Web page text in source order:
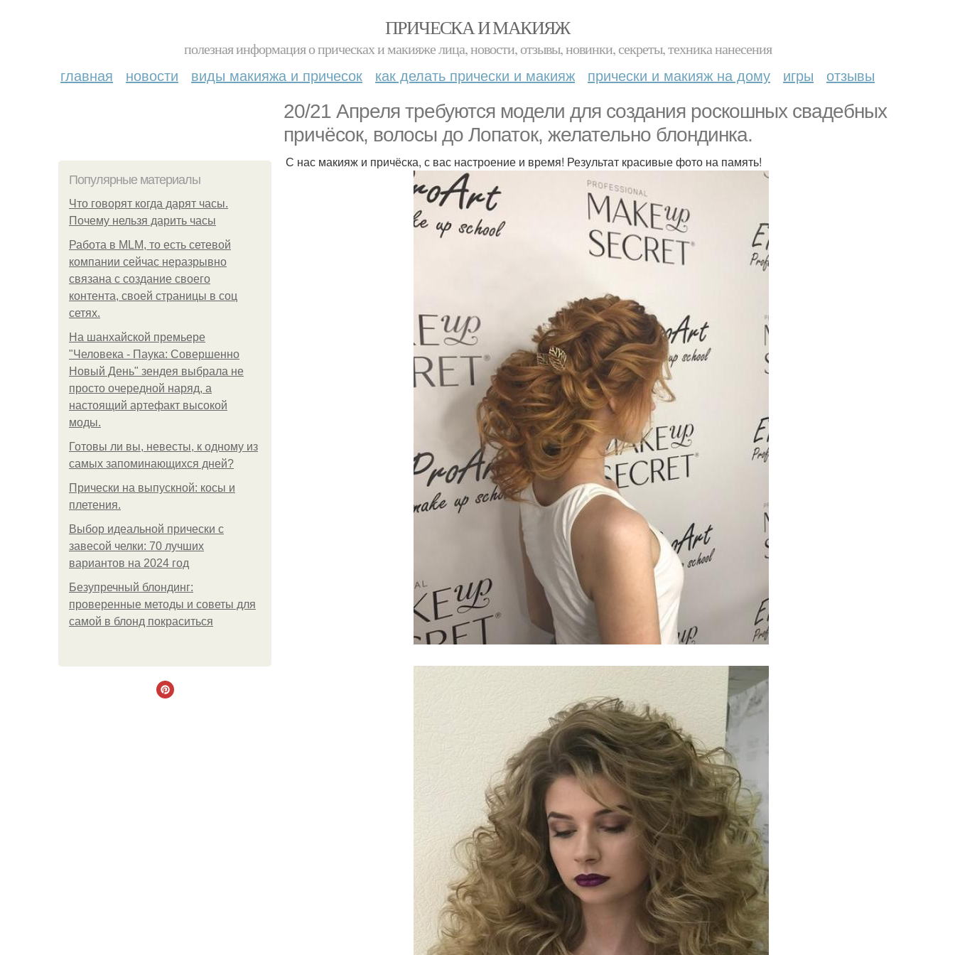
ПРИЧЕСКА И МАКИЯЖ
полезная информация о прическах и макияже лица, новости, отзывы, новинки, секреты, техника нанесения
главная новости виды макияжа и причесок как делать прически и макияж прически и макияж на дому игры отзывы
20/21 Апреля требуются модели для создания роскошных свадебных
причёсок, волосы до Лопаток, желательно блондинка.
Популярные материалы
Что говорят когда дарят часы.
Почему нельзя дарить часы
Работа в MLM, то есть сетевой
компании сейчас неразрывно
связана с создание своего
контента, своей страницы в соц
сетях.
На шанхайской премьере
"Человека - Паука: Совершенно
Новый День" зендея выбрала не
просто очередной наряд, а
настоящий артефакт высокой
моды.
Готовы ли вы, невесты, к одному из
самых запоминающихся дней?
Прически на выпускной: косы и
плетения.
Выбор идеальной прически с
завесой челки: 70 лучших
вариантов на 2024 год
Безупречный блондинг:
проверенные методы и советы для
самой в блонд покраситься
С нас макияж и причёска, с вас настроение и время! Результат красивые фото на память!